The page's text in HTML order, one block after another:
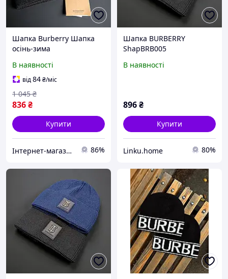
Шапка Burberry Шапка
осінь-зима
брендова нова колекція
ShapBRB004
В наявності
від84₴/міс
836₴
1 045 ₴
Купити
Інтернет-магазин Cool Top 86%
Шапка BURBERRY
ShapBRB005
В наявності
896₴
Купити
Linku.home 80%